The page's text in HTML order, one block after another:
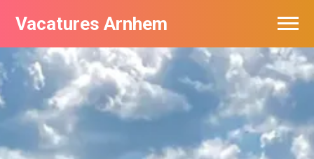
Vacatures Arnhem
Vacatures per bedrijf in Arnhem
Nieuwsbrief feed